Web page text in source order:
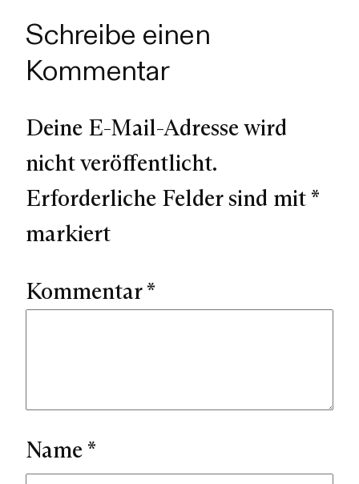
Schreibe einen
Kommentar
Deine E-Mail-Adresse wird
nicht veröffentlicht.
Erforderliche Felder sind mit *
markiert
Kommentar*
Name *